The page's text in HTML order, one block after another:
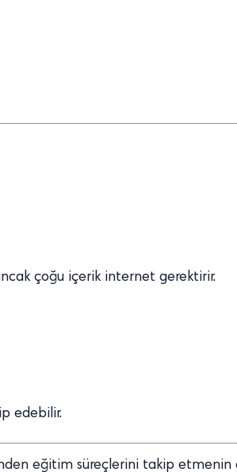
çoğu içerik internet gerektirir.
edebilir.
eğitim süreçlerini takip etmenin